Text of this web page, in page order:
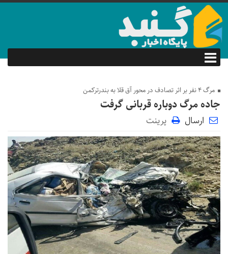
مرگ ۴ نفر بر اثر تصادف در محور آق قلا به بندرترکمن
جاده مرگ دوباره قربانی گرفت
ارسال پرینت